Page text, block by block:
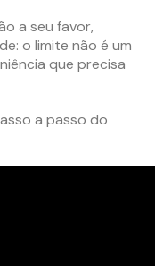
a seu favor,
o limite não é um
que precisa
a passo do